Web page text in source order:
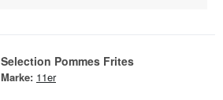
Selection Pommes Frites
Marke: 11er